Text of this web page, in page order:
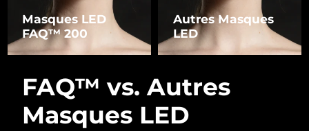
Masques LED
FAQ™ 200
Autres Masques
LED
FAQ™ vs. Autres
Masques LED